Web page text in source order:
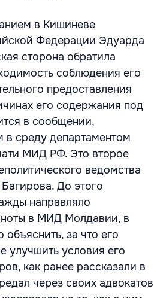
в Кишиневе
Федерации Эдуарда
сторона обратила
соблюдения его
предоставления
его содержания под
в сообщении,
в среду департаментом
МИД РФ. Это второе
ведомства
До этого
направляло
в МИД Молдавии, в
объяснить, за что его
улучшить условия его
как ранее рассказали в
через своих адвокатов